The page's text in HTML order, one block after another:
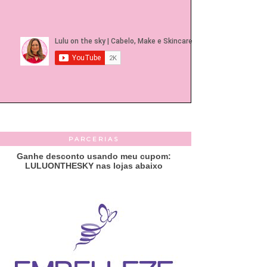
PARCERIAS
Ganhe desconto usando meu cupom:
LULUONTHESKY nas lojas abaixo